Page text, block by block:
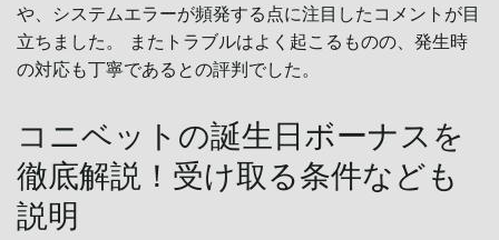
や、システムエラーが頻発する点に注目したコメントが目
立ちました。 またトラブルはよく起こるものの、発生時
の対応も丁寧であるとの評判でした。
コニベットの誕生日ボーナスを
徹底解説！受け取る条件なども
説明